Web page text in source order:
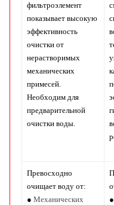
фильтроэлемент
показывает высокую
эффективность
очистки от
нерастворимых
механических
примесей.
Необходим для
предварительной
очистки воды.
Превосходно
очищает воду от:
● Механических
●